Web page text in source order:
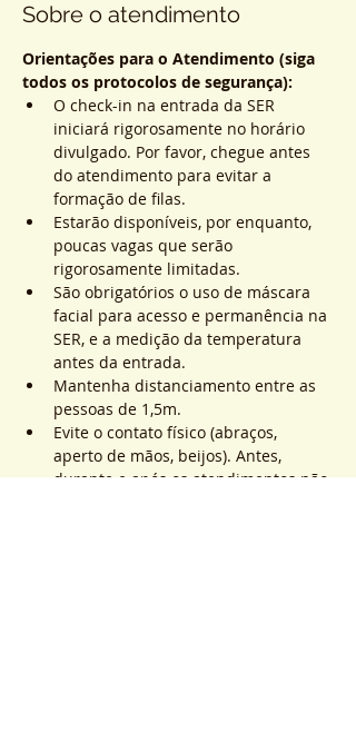
Sobre o atendimento
Orientações para o Atendimento (siga
todos os protocolos de segurança):
O check-in na entrada da SER
iniciará rigorosamente no horário
divulgado. Por favor, chegue antes
do atendimento para evitar a
formação de filas.
Estarão disponíveis, por enquanto,
poucas vagas que serão
rigorosamente limitadas.
São obrigatórios o uso de máscara
facial para acesso e permanência na
SER, e a medição da temperatura
antes da entrada.
Mantenha distanciamento entre as
pessoas de 1,5m.
Evite o contato físico (abraços,
aperto de mãos, beijos). Antes,
durante e após os atendimentos não